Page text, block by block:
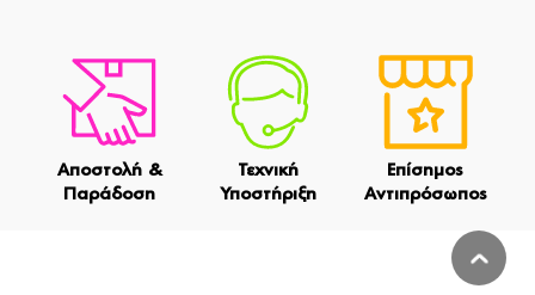
Αποστολή &
Παράδοση
Τεχνική
Υποστήριξη
Επίσημος
Αντιπρόσωπος